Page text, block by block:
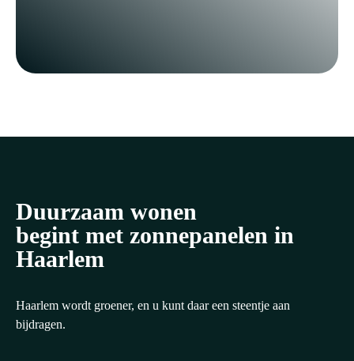
Duurzaam wonen
begint met zonnepanelen in
Haarlem
Haarlem wordt groener, en u kunt daar een steentje aan
bijdragen.